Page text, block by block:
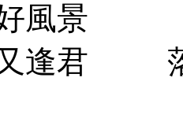
風景
逢君